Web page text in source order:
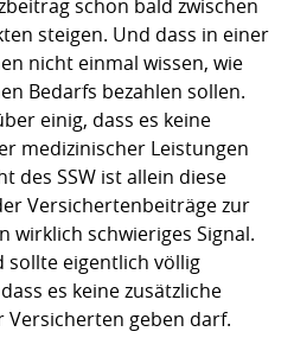
schon bald zwischen
steigen. Und dass in einer
nicht einmal wissen, wie
Bedarfs bezahlen sollen.
einig, dass es keine
medizinischer Leistungen
des SSW ist allein diese
Versichertenbeiträge zur
wirklich schwieriges Signal.
eigentlich völlig
es keine zusätzliche
Versicherten geben darf.